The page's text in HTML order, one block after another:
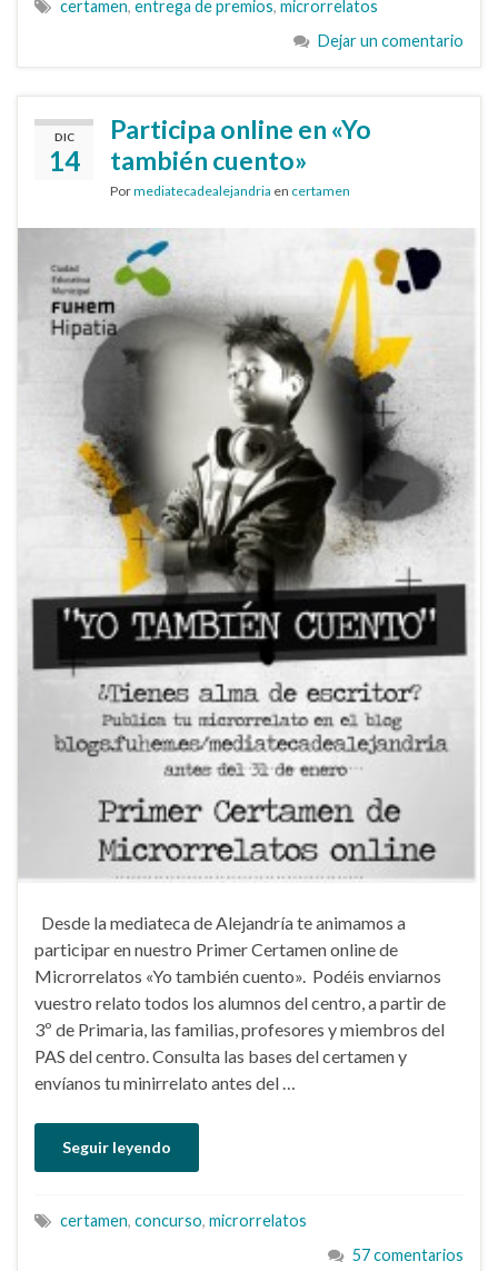
certamen, entrega de premios, microrrelatos
Dejar un comentario
DIC
14
Participa online en «Yo
también cuento»
Pormediatecadealejandria en certamen
Desde la mediateca de Alejandría te animamos a
participar en nuestro Primer Certamen online de
Microrrelatos «Yo también cuento». Podéis enviarnos
vuestro relato todos los alumnos del centro, a partir de
3º de Primaria, las familias, profesores y miembros del
PAS del centro. Consulta las bases del certamen y
envíanos tu minirrelato antes del …
Seguir leyendo
certamen, concurso, microrrelatos
57 comentarios